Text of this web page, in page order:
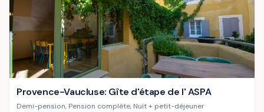
Provence-Vaucluse: Gîte d'étape de l' ASPA
Demi-pension, Pension complète, Nuit + petit-déjeuner